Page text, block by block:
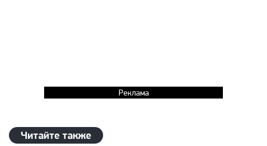
Реклама
Читайте также